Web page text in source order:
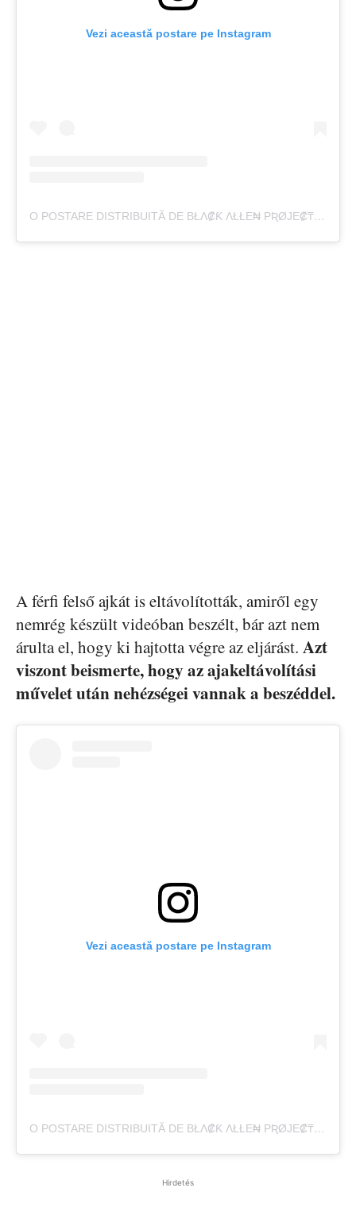
Vezi această postare pe Instagram
O POSTARE DISTRIBUITĂ DE BŁΛ₡Ƙ ΛŁŁE₦ PƦØJE₡₸ EVØŁU₸ŁØ₦🚷 (@THE_BLACK_ALIEN_PROJECT)
A férfi felső ajkát is eltávolították, amiről egy
nemrég készült videóban beszélt, bár azt nem
árulta el, hogy ki hajtotta végre az eljárást. Azt
viszont beismerte, hogy az ajakeltávolítási
művelet után nehézségei vannak a beszéddel.
Vezi această postare pe Instagram
O POSTARE DISTRIBUITĂ DE BŁΛ₡Ƙ ΛŁŁE₦ PƦØJE₡₸ EVØŁU₸ŁØ₦🚷 (@THE_BLACK_ALIEN_PROJECT)
Hirdetés